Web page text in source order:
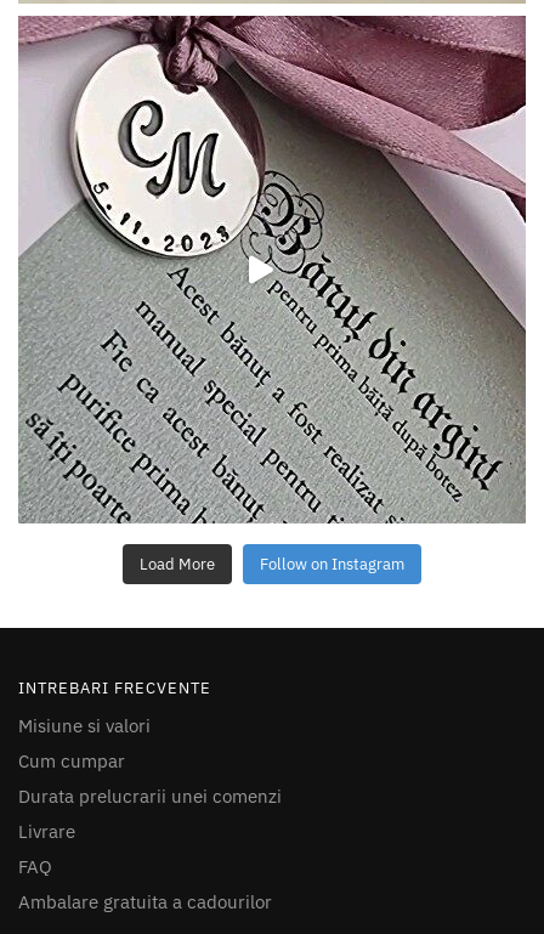
Load More Follow on Instagram
INTREBARI FRECVENTE
Misiune si valori
Cum cumpar
Durata prelucrarii unei comenzi
Livrare
FAQ
Ambalare gratuita a cadourilor